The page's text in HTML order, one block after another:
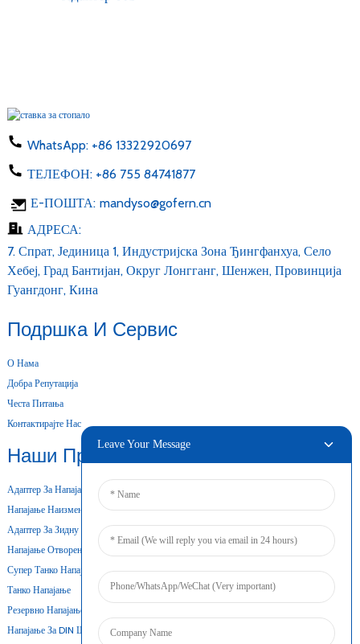
WhatsApp: +86 13322920697
ТЕЛЕФОН: +86 755 84741877
Е-ПОШТА: mandyso@gofern.cn
АДРЕСА:
7. Спрат, Јединица 1, Индустријска Зона Ђингфанхуа, Село
Хебеј, Град Бантијан, Округ Лонгганг, Шенжен, Провинција
Гуангдонг, Кина
Подршка И Сервис
О Нама
Добра Репутација
Честа Питања
Контактирајте Нас
Наши Производи
Адаптер За Напајање За Десктоп Рачунаре
Напајање Наизменичном И Једносмерном Струјом
Адаптер За Зидну Монтажу
Напајање Отвореног Оквира
Супер Танко Напајање
Танко Напајање
Резервно Напајање Из Батерије
Напајање За DIN Шину
Leave Your Message